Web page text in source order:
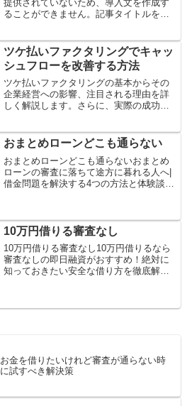
提供されていないため、導入文を作成す
ることができません。記事タイトルを提
OKの街金一覧即日融資が可能な「ブラッ
クOK」の街金は、急な...
ツケ払いファクタリングでキャッ
シュフローを改善する方法
ツケ払いファクタリングの基本からその
企業経営への影響、注目される理由を詳
しく解説します。さらに、実際の成功事
す。
おまとめローンどこも通らない
おまとめローンどこも通らないおまとめ
ローンの審査に落ちて途方に暮れる人へ|
借金問題を解決する4つの方法と体験談近
いることが判明。金融...
10万円借りる審査なし
10万円借りる審査なし10万円借りるなら
審査なしの即日融資がおすすめ！絶対に
知っておきたい安全な借り方を徹底解説
お金を借りたいけれど審査が通らない時
に試すべき解決策